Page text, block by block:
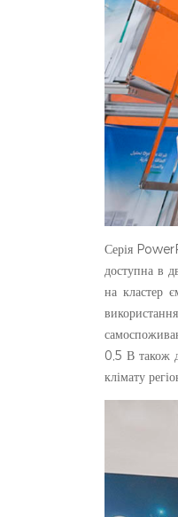
Серія
доступна в
на кластер
0,5 В також
клімату